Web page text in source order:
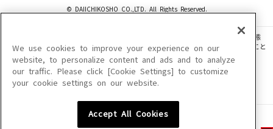
© DAIICHIKOSHO CO.,LTD. All Rights Reserved.
このサイトに掲載されている一切の文章・画像・写真・動画・音声等を、手段や形態
を問わず、著作権法の定める範囲を超えて無断で複製、転載、ファイル化などすること
を禁じます。
楽曲及びコンテンツは、機種によりご利用いただけない場合があります。
楽曲及びコンテンツの配信日、配信内容が変更になる場合があります。
We use cookies to improve your experience on our
website, to personalize content and ads and to analyze
our traffic. Please click [Cookie Settings] to customize
your cookie settings on our website.
Accept All Cookies